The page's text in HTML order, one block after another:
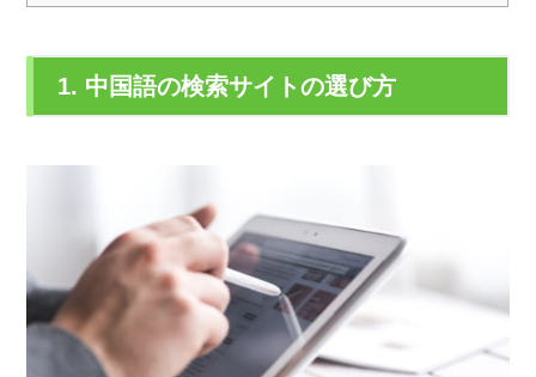
1. 中国語の検索サイトの選び方